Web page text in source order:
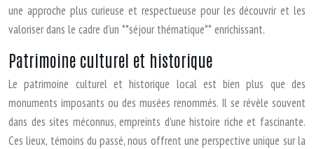
une approche plus curieuse et respectueuse pour les découvrir et les
valoriser dans le cadre d’un **séjour thématique** enrichissant.
Patrimoine culturel et historique
Le patrimoine culturel et historique local est bien plus que des
monuments imposants ou des musées renommés. Il se révèle souvent
dans des sites méconnus, empreints d’une histoire riche et fascinante.
Ces lieux, témoins du passé, nous offrent une perspective unique sur la